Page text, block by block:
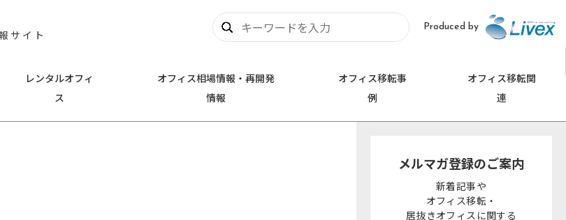
サイト
Produced by
さいたま市
レンタルオフィ
ス
オフィス相場情報・再開発
情報
オフィス移転事
例
オフィス移転関
連
メルマガ登録のご案内
新着記事や
オフィス移転・
居抜きオフィスに関する
0120-620-213